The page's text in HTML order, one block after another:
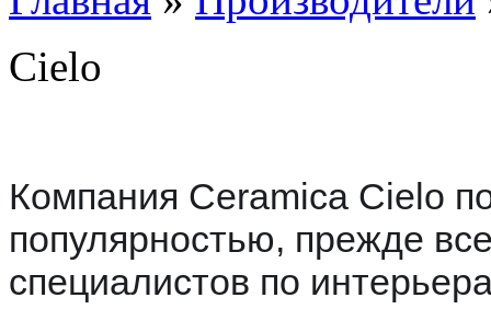
Cielo
Компания Ceramica Cielo
популярностью, прежде
специалистов по